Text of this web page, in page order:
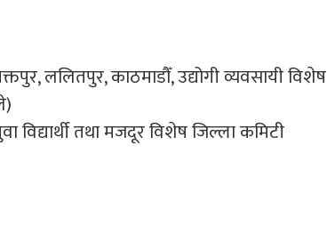
ललितपुर, काठमाडौँ, उद्योगी व्यवसायी विशेष
विद्यार्थी तथा मजदूर विशेष जिल्ला कमिटी